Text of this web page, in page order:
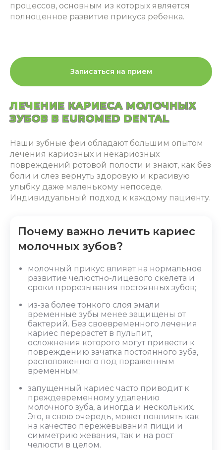
процессов, основным из которых является
полноценное развитие прикуса ребенка.
Записаться на прием
ЛЕЧЕНИЕ КАРИЕСА МОЛОЧНЫХ
ЗУБОВ В EUROMED DENTAL
Наши зубные феи обладают большим опытом
лечения кариозных и некариозных
повреждений ротовой полости и знают, как без
боли и слез вернуть здоровую и красивую
улыбку даже маленькому непоседе.
Индивидуальный подход к каждому пациенту.
Почему важно лечить кариес
молочных зубов?
молочный прикус влияет на нормальное
развитие челюстно-лицевого скелета и
сроки прорезывания постоянных зубов;
из-за более тонкого слоя эмали
временные зубы менее защищены от
бактерий. Без своевременного лечения
кариес перерастет в пульпит,
осложнения которого могут привести к
повреждению зачатка постоянного зуба,
расположенного под пораженным
временным;
запущенный кариес часто приводит к
преждевременному удалению
молочного зуба, а иногда и нескольких.
Это, в свою очередь, может повлиять как
на качество пережевывания пищи и
симметрию жевания, так и на рост
челюсти в целом.